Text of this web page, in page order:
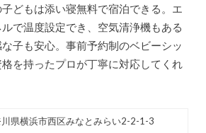
どもは添い寝無料で宿泊できる。エ
で温度設定でき、空気清浄機もある
子も安心。事前予約制のベビーシッ
を持ったプロが丁寧に対応してくれ
県横浜市西区みなとみらい2-2-1-3